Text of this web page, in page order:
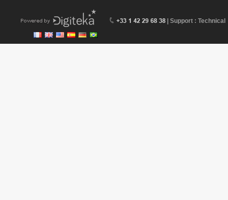
| Support : Technical